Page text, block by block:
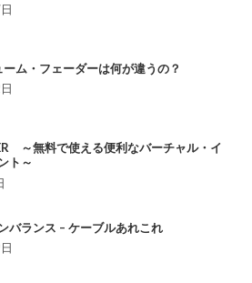
ム・フェーダーは何が違うの？
～無料で使える便利なバーチャル・イ
ト～
バランス – ケーブルあれこれ